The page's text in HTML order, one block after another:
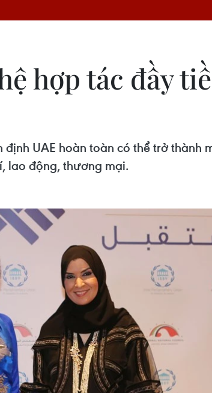
hợp tác đầy
UAE hoàn toàn có thể trở
lao động, thương mại.